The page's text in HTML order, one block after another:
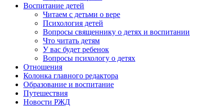
Воспитание детей
Читаем с детьми о вере
Психология детей
Вопросы священнику о детях и воспитании
Что читать детям
У вас будет ребенок
Вопросы психологу о детях
Отношения
Колонка главного редактора
Образование и воспитание
Путешествия
Новости РЖД